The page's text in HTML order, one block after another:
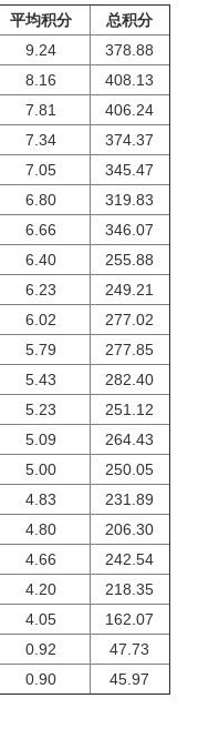
平均积分
总积分
9.24
378.88
8.16
408.13
7.81
406.24
7.34
374.37
7.05
345.47
6.80
319.83
6.66
346.07
6.40
255.88
6.23
249.21
6.02
277.02
5.79
277.85
5.43
282.40
5.23
251.12
5.09
264.43
5.00
250.05
4.83
231.89
4.80
206.30
4.66
242.54
4.20
218.35
4.05
162.07
0.92
47.73
0.90 45.97